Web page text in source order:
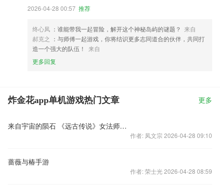
2026-04-28 00:57 推荐
终心凤 ：谁能带我一起冒险，解开这个神秘岛屿的谜题？ 来自
郝克之 ：与师傅一起游戏，你将结识更多志同道合的伙伴，共同打
造一个强大的队伍！
来自
更多回复
炸金花app单机游戏热门文章 更多
来自宇宙的陨石 《远古传说》女法师技能动图
作者: 凤文宗 2026-04-28 09:10
蔷薇与椿手游
作者: 荣士光 2026-04-28 08:59